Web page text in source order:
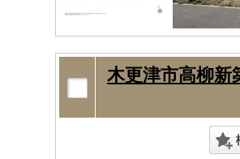
木更津市高柳新